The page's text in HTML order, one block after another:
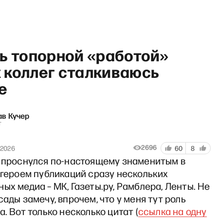
топорной «работой»
сталкиваюсь
Кучер
2696 60 8
по-настоящему знаменитым в
публикаций сразу нескольких
медиа – МК, Газеты.ру, Рамблера, Ленты. Не
замечу, впрочем, что у меня тут роль
Вот только несколько цитат (ссылка на одну
Тут» с Александрой